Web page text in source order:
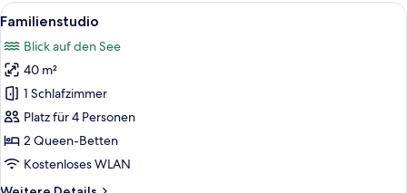
Alle
Fotos
für
Familienstudio
anzeigen
Ein modernes Hotelzimmer mit
8
Familienstudio
Blick auf den See
40 m²
1 Schlafzimmer
Platz für 4 Personen
2 Queen-Betten
Kostenloses WLAN